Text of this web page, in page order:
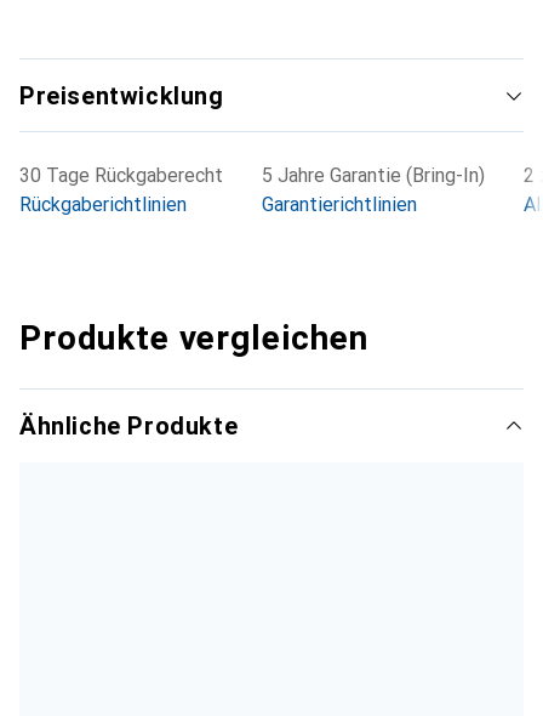
Preisentwicklung
30 Tage Rückgaberecht
Rückgaberichtlinien
5 Jahre Garantie (Bring-In)
Garantierichtlinien
2
Produkte vergleichen
Ähnliche Produkte